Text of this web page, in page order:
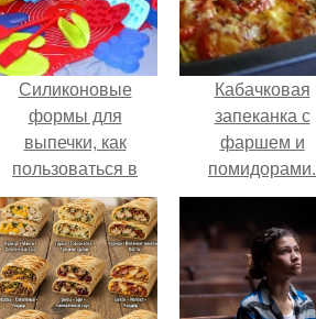
Силиконовые
формы для
выпечки, как
пользоваться в
духовке. 9 правил
использования
силиконовых
формам для
выпечки.
Кабачковая
запеканка с
фаршем и
помидорами.